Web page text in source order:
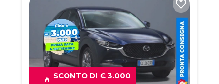
SCONTO DI € 3.000